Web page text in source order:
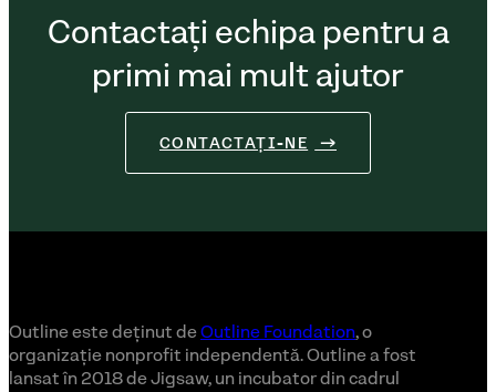
Contactați echipa pentru a
primi mai mult ajutor
CONTACTAȚI-NE
Outline este deținut deOutline Foundation, o
organizație nonprofit independentă. Outline a fost
lansat în 2018 de Jigsaw, un incubator din cadrul